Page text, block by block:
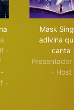
-
-
Mask
adivina
canta
Presentador
- Host